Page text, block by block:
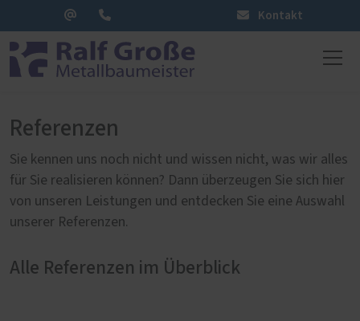
Kontakt
Referenzen
Sie kennen uns noch nicht und wissen nicht, was wir alles
für Sie realisieren können? Dann überzeugen Sie sich hier
von unseren Leistungen und entdecken Sie eine Auswahl
unserer Referenzen.
Alle Referenzen im Überblick